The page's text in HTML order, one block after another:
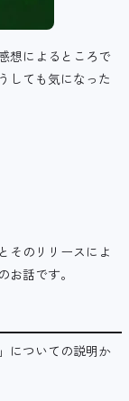
想によるところで
しても気になった
そのリリースによ
話です。
についての説明か